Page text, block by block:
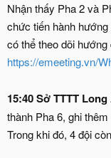
Nhận thấy Pha 2 và
chức tiến hành
có thể theo dõi
https://emeeting.vn/
15:40 Sở TTTT
thành Pha 6, ghi
Trong khi đó, 4 đội